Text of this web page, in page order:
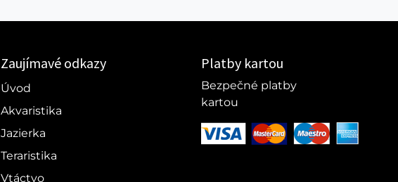
Zaujímavé odkazy
Úvod
Akvaristika
Jazierka
Teraristika
Vtáctvo
Platby kartou
Bezpečné platby
kartou